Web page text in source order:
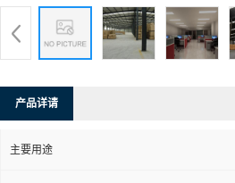
产品详请
主要用途